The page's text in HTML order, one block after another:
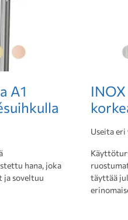
A1
hana, joka
soveltuu
Useita eri
täyttää